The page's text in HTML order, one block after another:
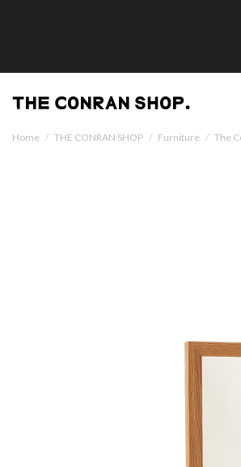
Home / THE CONRAN SHOP / Furniture / The